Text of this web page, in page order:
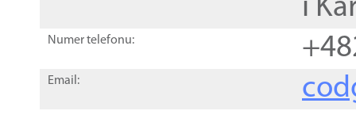
i
Numer telefonu:
Email: